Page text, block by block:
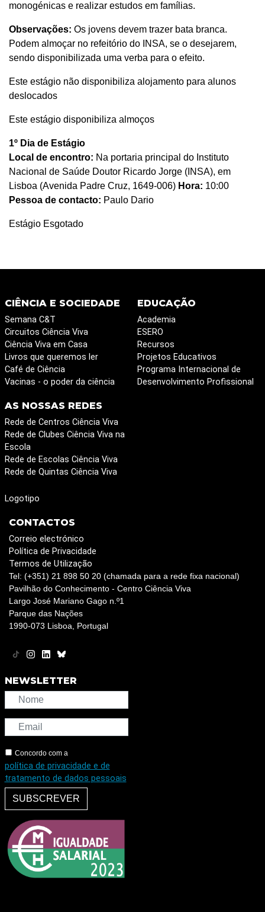
monogénicas e realizar estudos em famílias.
Observações: Os jovens devem trazer bata branca.
Podem almoçar no refeitório do INSA, se o desejarem,
sendo disponibilizada uma verba para o efeito.
Este estágio não disponibiliza alojamento para alunos
deslocados
Este estágio disponibiliza almoços
1º Dia de Estágio
Local de encontro: Na portaria principal do Instituto
Nacional de Saúde Doutor Ricardo Jorge (INSA), em
Lisboa (Avenida Padre Cruz, 1649-006) Hora: 10:00
Pessoa de contacto: Paulo Dario
Estágio Esgotado
CIÊNCIA E SOCIEDADE
Semana C&T
Circuitos Ciência Viva
Ciência Viva em Casa
Livros que queremos ler
Café de Ciência
Vacinas - o poder da ciência
EDUCAÇÃO
Academia
ESERO
Recursos
Projetos Educativos
Programa Internacional de
Desenvolvimento Profissional
AS NOSSAS REDES
Rede de Centros Ciência Viva
Rede de Clubes Ciência Viva na
Escola
Rede de Escolas Ciência Viva
Rede de Quintas Ciência Viva
Logotipo
CONTACTOS
Correio electrónico
Política de Privacidade
Termos de Utilização
Tel: (+351) 21 898 50 20 (chamada para a rede fixa nacional)
Pavilhão do Conhecimento - Centro Ciência Viva
Largo José Mariano Gago n.º1
Parque das Nações
1990-073 Lisboa, Portugal
NEWSLETTER
Concordo com a
política de privacidade e de
tratamento de dados pessoais
SUBSCREVER